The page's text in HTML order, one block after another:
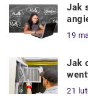
Jak
19
Jak
21